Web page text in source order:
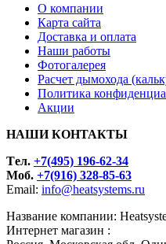
О компании
Карта сайта
Доставка и оплата
Наши работы
Фотогалерея
Расчет дымохода
Политика
Акции
НАШИ КОНТАКТЫ
Tел. +7(495) 196-62-34
Моб. +7(916) 328-85-63
Email: info@heatsystems.ru
Название компании:
Интернет магазин :